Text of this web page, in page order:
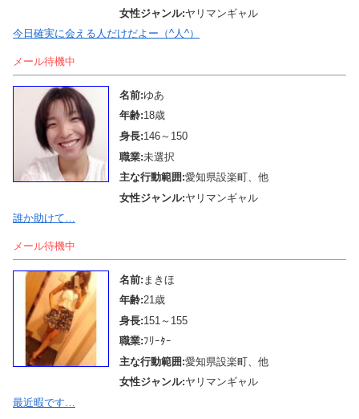
女性ジャンル:ヤリマンギャル
今日確実に会える人だけだよー（^人^）
メール待機中
名前:ゆあ
年齢:18歳
身長:146～150
職業:未選択
主な行動範囲:愛知県設楽町、他
女性ジャンル:ヤリマンギャル
誰か助けて…
メール待機中
名前: まきほ
年齢:21歳
身長:151～155
職業:ﾌﾘｰﾀｰ
主な行動範囲:愛知県設楽町、他
女性ジャンル:ヤリマンギャル
最近暇です…